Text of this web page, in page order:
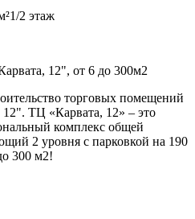
1/2 этаж
12", от 6 до 300м2
торговых помещений
ТЦ «Карвата, 12» – это
комплекс общей
2 уровня с парковкой на 190
300 м2!